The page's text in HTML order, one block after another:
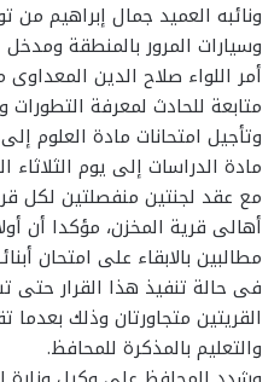
ونائبه العميد جمال إبراهيم من
وسيارات المرور بالمنطقة
أمر اللواء صلاح الدين
متابعة للحادث لمعرفة التطورات
وتأجيل امتحانات مادة العلوم
مادة الدراسات إلى يوم الثلاثاء
مع عقد لجنتين منفصلتين لكل
أهالى قرية المخزن، مؤكدا أن
مطالبين بالابقاء على امتحان
فى حالة تنفيذ هذا القرار حتى
القريتين متجاورتان وذلك بعدما
والتعليم بالمذكرة للمحافظ.